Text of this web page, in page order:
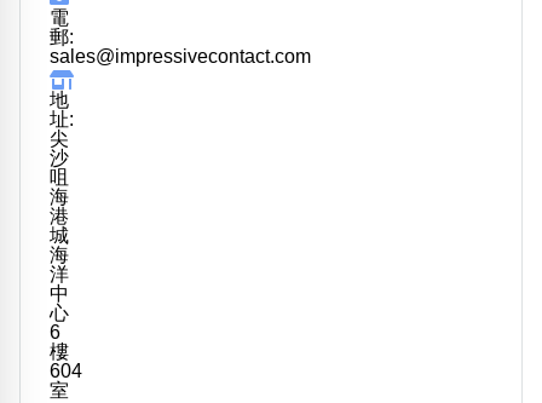
電
郵:
sales@impressivecontact.com
地
址:
尖
沙
咀
海
港
城
海
洋
中
心
6
樓
604
室